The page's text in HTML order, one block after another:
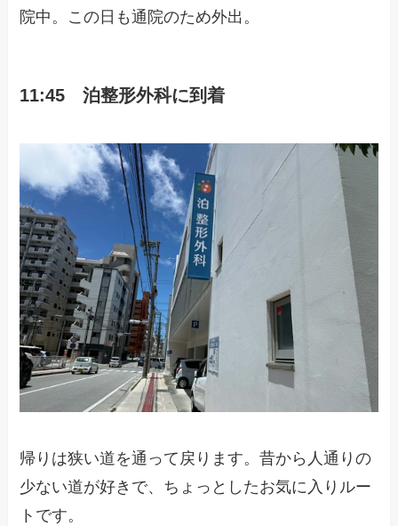
院中。この日も通院のため外出。
11:45 泊整形外科に到着
帰りは狭い道を通って戻ります。昔から人通りの
少ない道が好きで、ちょっとしたお気に入りルー
トです。